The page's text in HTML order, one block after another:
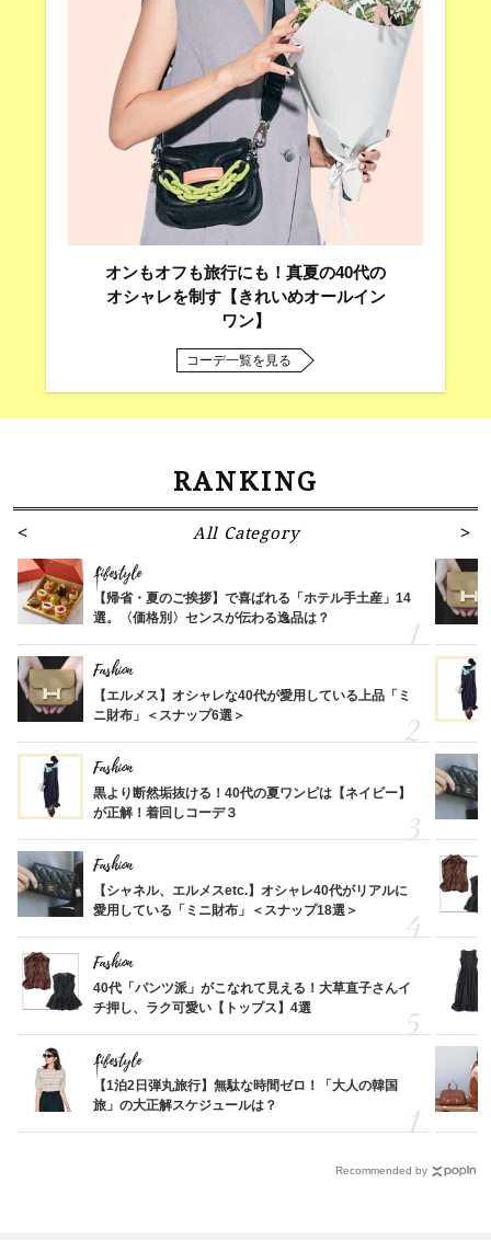
オンもオフも旅行にも！真夏の40代の
オシャレを制す【きれいめオールイン
ワン】
コーデ一覧を見る
RANKING
All Category
Lifestyle
【帰省・夏のご挨拶】で喜ばれる「ホテル手土産」14
選。〈価格別〉センスが伝わる逸品は？
Fashion
【エルメス】オシャレな40代が愛用している上品「ミ
ニ財布」＜スナップ6選＞
Fashion
黒より断然垢抜ける！40代の夏ワンピは【ネイビー】
が正解！着回しコーデ３
Fashion
【シャネル、エルメスetc.】オシャレ40代がリアルに
愛用している「ミニ財布」＜スナップ18選＞
Fashion
40代「パンツ派」がこなれて見える！大草直子さんイ
チ押し、ラク可愛い【トップス】4選
Lifestyle
【1泊2日弾丸旅行】無駄な時間ゼロ！「大人の韓国
旅」の大正解スケジュールは？
Recommended by